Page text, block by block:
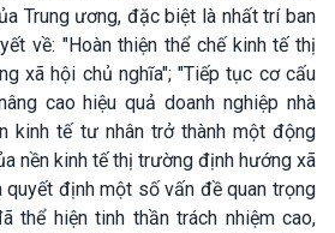
Trung ương, đặc biệt là nhất trí ban
về: "Hoàn thiện thể chế kinh tế thị
xã hội chủ nghĩa"; "Tiếp tục cơ cấu
cao hiệu quả doanh nghiệp nhà
kinh tế tư nhân trở thành một động
nền kinh tế thị trường định hướng xã
quyết định một số vấn đề quan trọng
thể hiện tinh thần trách nhiệm cao,